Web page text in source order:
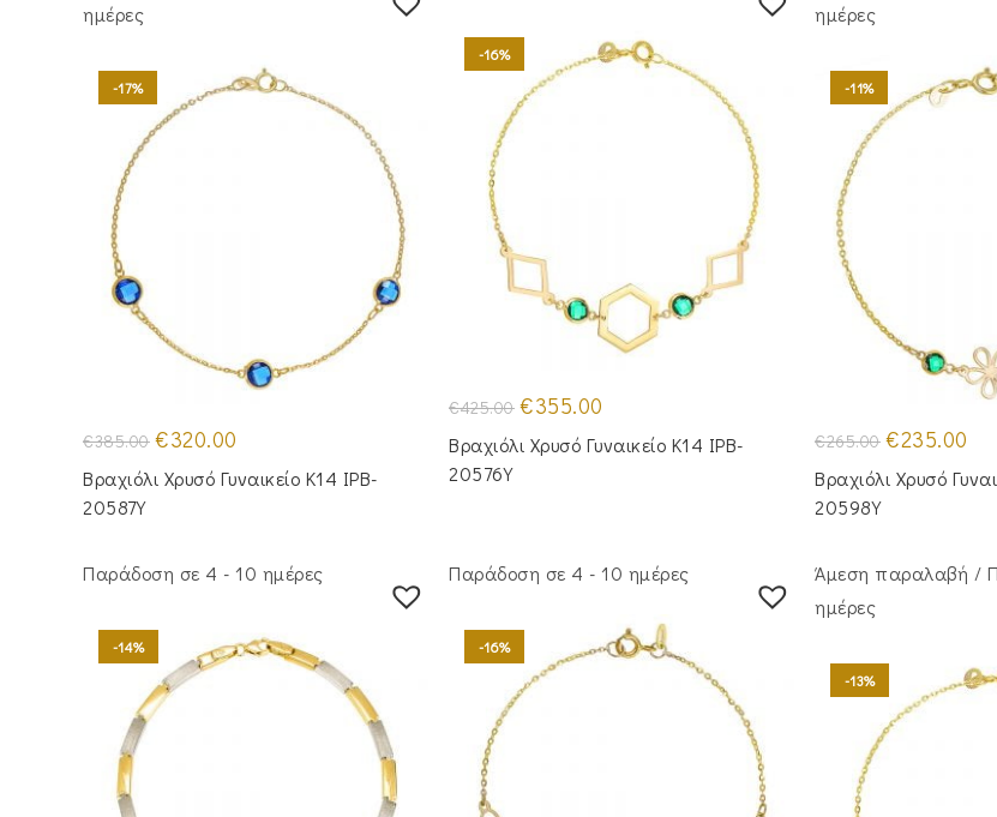
ημέρες
-17%
€385.00 Original
price
was:
€385.00.
€320.00
είναι:
Βραχιόλι Χρυσό Γυναικείο Κ14 IPB-
20587Y
-16%
€425.00 Original
price
was:
€425.00.
€355.00
είναι:
Βραχιόλι Χρυσό Γυναικείο Κ14 IPB-
20576Y
ημέρες
-11%
€265.00 Original
price
was:
€265.00.
€235.00
Βραχιόλι Χρυσό
20598Y
Παράδοση σε 4 - 10 ημέρες
-14%
Παράδοση σε 4 - 10 ημέρες
-16%
Άμεση παραλαβή /
ημέρες
-13%